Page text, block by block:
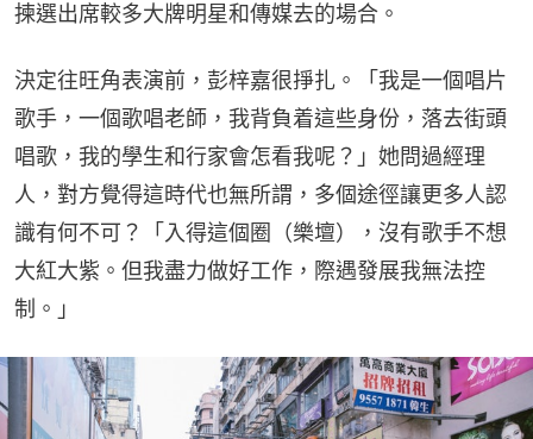
揀選出席較多大牌明星和傳媒去的場合。
決定往旺角表演前，彭梓嘉很掙扎。「我是一個唱片
歌手，一個歌唱老師，我背負着這些身份，落去街頭
唱歌，我的學生和行家會怎看我呢？」她問過經理
人，對方覺得這時代也無所謂，多個途徑讓更多人認
識有何不可？「入得這個圈（樂壇），沒有歌手不想
大紅大紫。但我盡力做好工作，際遇發展我無法控
制。」